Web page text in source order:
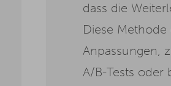
dass die
Diese
Anpassungen,
A/B-Tests oder